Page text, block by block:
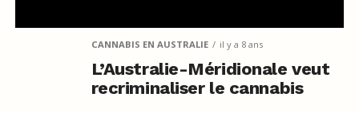
CANNABIS EN AUSTRALIE il y a 8 ans
L’Australie-Méridionale veut
recriminaliser le cannabis